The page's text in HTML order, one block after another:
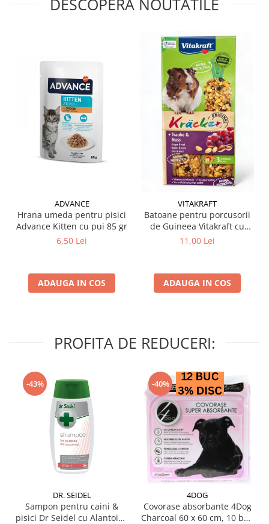
DESCOPERA NOUTATILE
ADVANCE
Hrana umeda pentru pisici
Advance Kitten cu pui 85 gr
6,50 Lei
ADAUGA IN COS
VITAKRAFT
Batoane pentru porcusorii
de Guineea Vitakraft cu
struguri & nuci 2 buc
11,00 Lei
ADAUGA IN COS
PROFITA DE REDUCERI:
-43%
DR. SEIDEL
Sampon pentru caini &
pisici Dr Seidel cu Alantoina
-40%
4DOG
Covorase absorbante 4Dog
Charcoal 60 x 60 cm, 10 buc